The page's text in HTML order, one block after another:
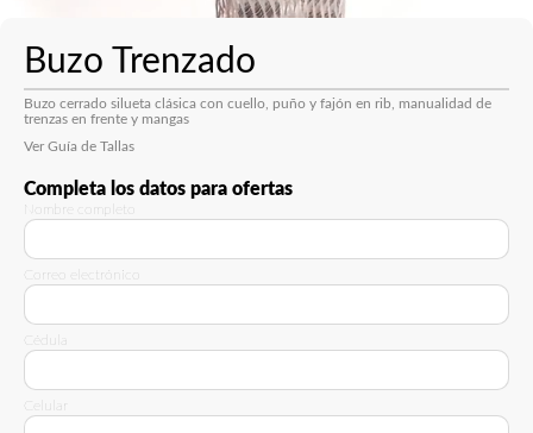
Buzo Trenzado
Buzo cerrado silueta clásica con cuello, puño y fajón en rib, manualidad de
trenzas en frente y mangas
Ver Guía de Tallas
Completa los datos para ofertas
Nombre completo
Correo electrónico
Cédula
Celular